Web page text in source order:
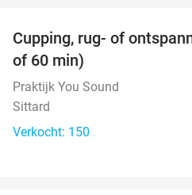
Cupping, rug- of
of 60 min)
Praktijk You Sound
Sittard
Verkocht: 150